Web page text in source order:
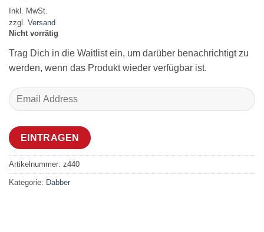
Inkl. MwSt.
zzgl. Versand
Nicht vorrätig
Trag Dich in die Waitlist ein, um darüber benachrichtigt zu
werden, wenn das Produkt wieder verfügbar ist.
Enter
your
address
to
join
the
waitlist
EINTRAGEN
Artikelnummer: z440
Kategorie: Dabber